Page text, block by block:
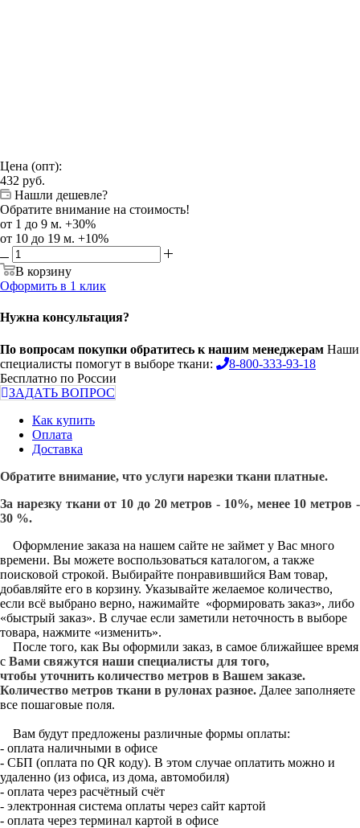
Цена (опт):
432 руб.
Нашли дешевле?
Обратите внимание на стоимость!
от 1 до 9 м. +30%
от 10 до 19 м. +10%
В корзину
Оформить в 1 клик
Нужна консультация?
По вопросам покупки обратитесь к нашим менеджерам Наши
специалисты помогут в выборе ткани:
8-800-333-93-18
Бесплатно по России
ЗАДАТЬ ВОПРОС
Как купить
Оплата
Доставка
Обратите внимание, что услуги нарезки ткани платные.
За нарезку ткани от 10 до 20 метров - 10%, менее 10 метров -
30 %.
Оформление заказа на нашем сайте не займет у Вас много
времени. Вы можете воспользоваться каталогом, а также
поисковой строкой. Выбирайте понравившийся Вам товар,
добавляйте его в корзину. Указывайте желаемое количество,
если всё выбрано верно, нажимайте «формировать заказ», либо
«быстрый заказ». В случае если заметили неточность в выборе
товара, нажмите «изменить».
После того, как Вы оформили заказ, в самое ближайшее время
с Вами свяжутся наши специалисты для того,
чтобы уточнить количество метров в Вашем заказе.
Количество метров ткани в рулонах разное. Далее заполняете
все пошаговые поля.
Вам будут предложены различные формы оплаты:
- оплата наличными в офисе
- СБП (оплата по QR коду). В этом случае оплатить можно и
удаленно (из офиса, из дома, автомобиля)
- оплата через расчётный счёт
- электронная система оплаты через сайт картой
- оплата через терминал картой в офисе